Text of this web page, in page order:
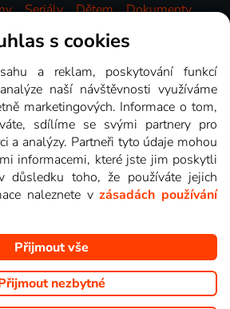
Seriály Dětem
Dokumenty
Zprávy Hudba
s.r.o. Na tomto webu jsou zobrazovány
stanic, které můžete sledovat v Lepší.TV.
s cookies
a reklam, poskytování funkcí
naší návštěvnosti využíváme
marketingových. Informace o tom,
sdílíme se svými partnery pro
a analýzy. Partneři tyto údaje mohou
informacemi, které jste jim poskytli
důsledku toho, že používáte jejich
naleznete vzásadách používání
Přijmout vše
nezbytné